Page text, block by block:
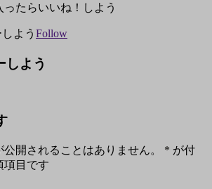
たらいいね！しよう
よう Follow
しよう
開されることはありません。 * が付
項目です